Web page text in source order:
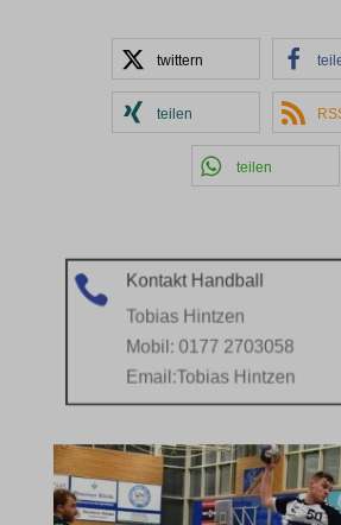
twittern
teilen
teilen

Kontakt Handball
Tobias Hintzen
Mobil: 0177 2703058
Email:Tobias Hintzen